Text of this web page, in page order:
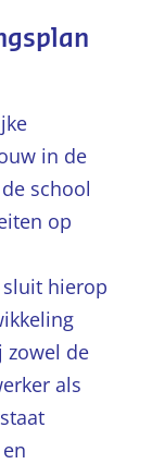
in de
school
op
hierop
zowel de
als